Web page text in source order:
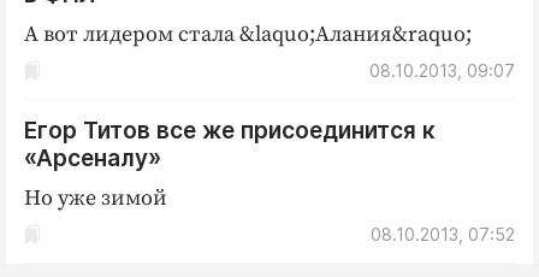
А вот лидером стала &laquo;Алания&raquo;
08.10.2013, 09:07
Егор Титов все же присоединится к
«Арсеналу»
Но уже зимой
08.10.2013, 07:52